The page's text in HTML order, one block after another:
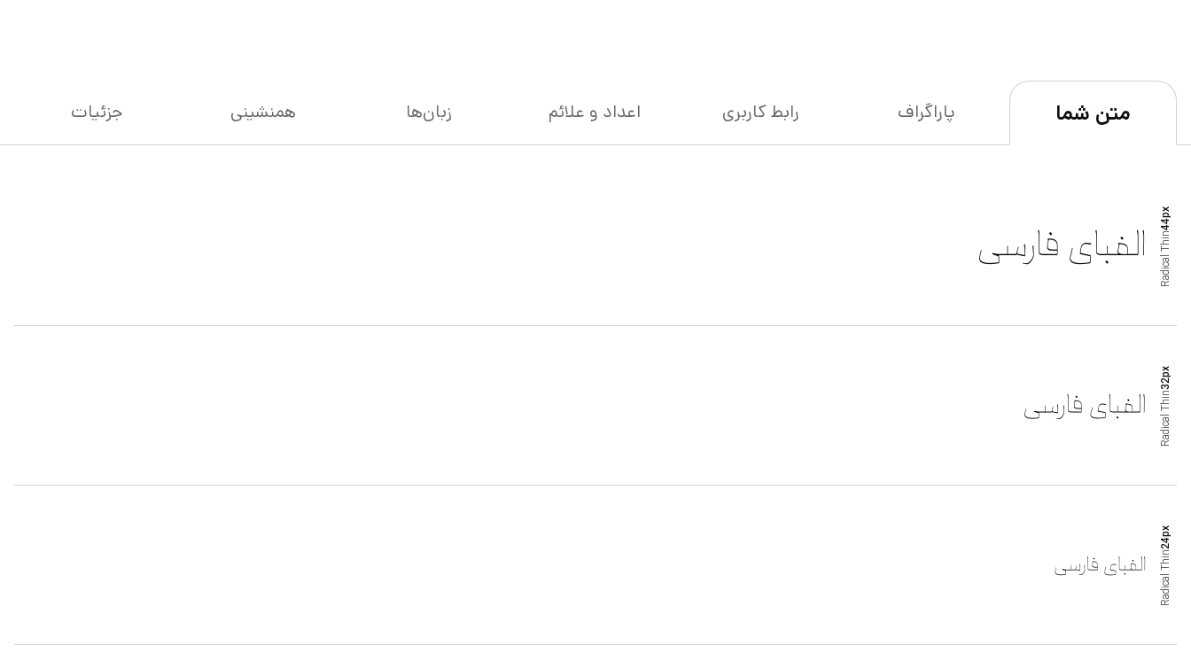
متن شما پاراگراف رابط کاربری اعداد و علائم زبان‌ها همنشینی جزئیات
Radical
Thin
44
px
Radical
Thin
32
px
Radical
Thin
24
px